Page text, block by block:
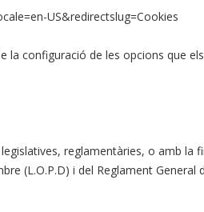
US&redirectslug=Cookies
configuració de les opcions que
reglamentàries, o amb la
(L.O.P.D) i del Reglament